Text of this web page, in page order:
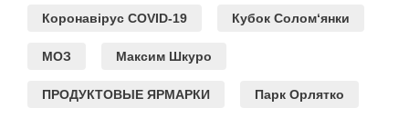
Коронавірус COVID-19 Кубок Солом‘янки
МОЗ Максим Шкуро
ПРОДУКТОВЫЕ ЯРМАРКИ Парк Орлятко